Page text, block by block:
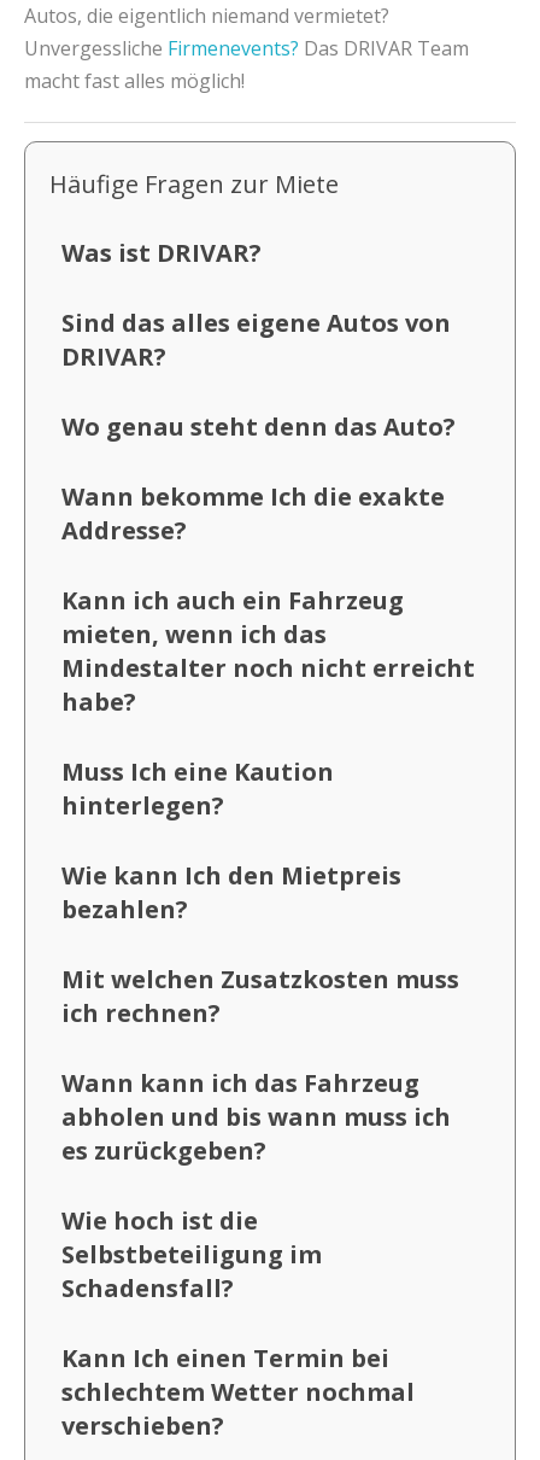
Autos, die eigentlich niemand vermietet?
Unvergessliche Firmenevents? Das DRIVAR Team
macht fast alles möglich!
Häufige Fragen zur Miete
Was ist DRIVAR?
Sind das alles eigene Autos von
DRIVAR?
Wo genau steht denn das Auto?
Wann bekomme Ich die exakte
Addresse?
Kann ich auch ein Fahrzeug
mieten, wenn ich das
Mindestalter noch nicht erreicht
habe?
Muss Ich eine Kaution
hinterlegen?
Wie kann Ich den Mietpreis
bezahlen?
Mit welchen Zusatzkosten muss
ich rechnen?
Wann kann ich das Fahrzeug
abholen und bis wann muss ich
es zurückgeben?
Wie hoch ist die
Selbstbeteiligung im
Schadensfall?
Kann Ich einen Termin bei
schlechtem Wetter nochmal
verschieben?